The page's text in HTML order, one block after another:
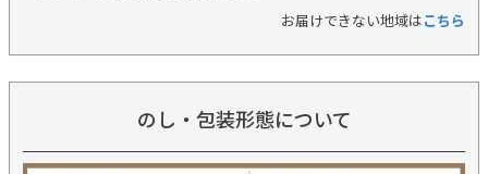
お届けできない地域はこちら
のし・包装形態について